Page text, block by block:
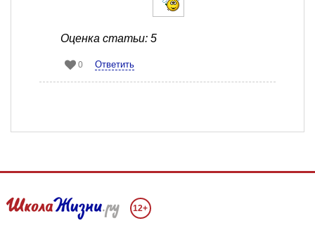
Оценка статьи: 5
0 Ответить
12+